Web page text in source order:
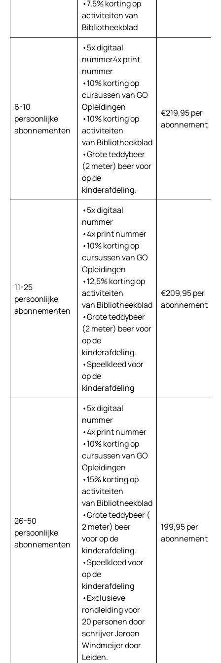
•7,5% korting op
activiteiten van
Bibliotheekblad
6-10
persoonlijke
abonnementen
•5x digitaal
nummer4x print
nummer
•10% korting op
cursussen van GO
Opleidingen
•10% korting op
activiteiten
van Bibliotheekblad
•Grote teddybeer
(2 meter) beer voor
op de
kinderafdeling.
€219,95 per
abonnement
11-25
persoonlijke
abonnementen
•5x digitaal
nummer
•4x print nummer
•10% korting op
cursussen van GO
Opleidingen
•12,5% korting op
activiteiten
van Bibliotheekblad
•Grote teddybeer
(2 meter) beer voor
op de
kinderafdeling.
•Speelkleed voor
op de
kinderafdeling
€209,95 per
abonnement
26-50
persoonlijke
abonnementen
•5x digitaal
nummer
•4x print nummer
•10% korting op
cursussen van GO
Opleidingen
•15% korting op
activiteiten
van Bibliotheekblad
•Grote teddybeer (
2 meter) beer
voor op de
kinderafdeling.
•Speelkleed voor
op de
kinderafdeling
•Exclusieve
rondleiding voor
20 personen door
schrijver Jeroen
Windmeijer door
Leiden.
199,95 per
abonnement